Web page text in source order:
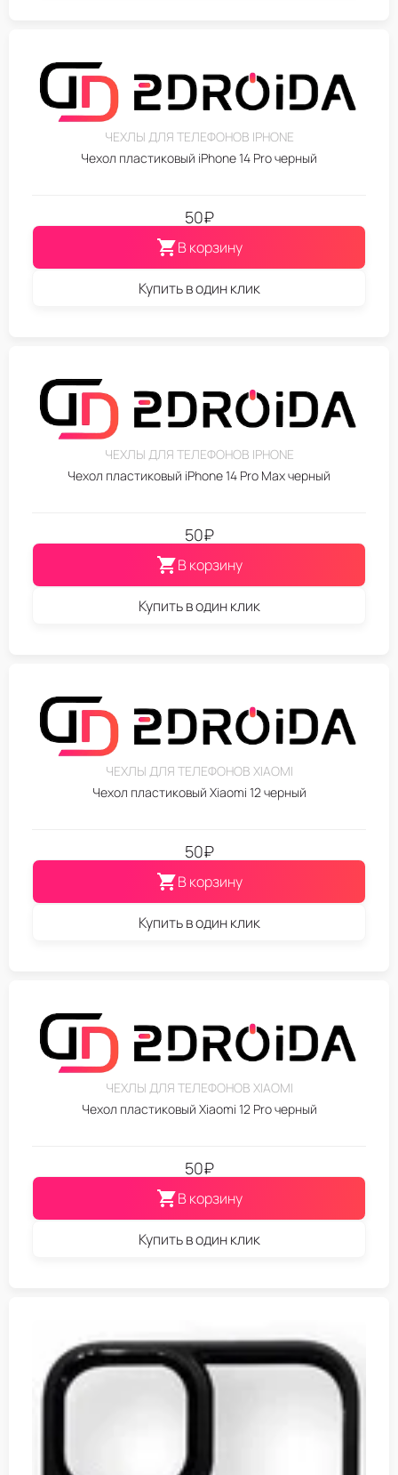
ЧЕХЛЫ ДЛЯ ТЕЛЕФОНОВ IPHONE
Чехол пластиковый iPhone 14 Pro черный
50₽
В корзину
Купить в один клик
ЧЕХЛЫ ДЛЯ ТЕЛЕФОНОВ IPHONE
Чехол пластиковый iPhone 14 Pro Max черный
50₽
В корзину
Купить в один клик
ЧЕХЛЫ ДЛЯ ТЕЛЕФОНОВ XIAOMI
Чехол пластиковый Xiaomi 12 черный
50₽
В корзину
Купить в один клик
ЧЕХЛЫ ДЛЯ ТЕЛЕФОНОВ XIAOMI
Чехол пластиковый Xiaomi 12 Pro черный
50₽
В корзину
Купить в один клик